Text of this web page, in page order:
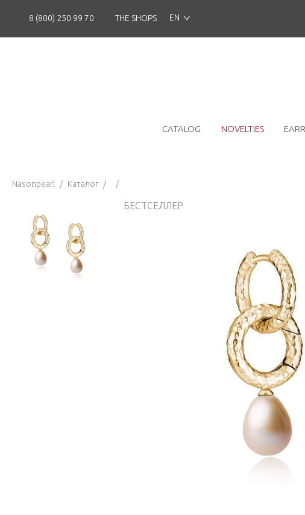
8 (800) 250 99 70 THE SHOPS EN
CATALOG NOVELTIES
Nasonpearl / Каталог / /
БЕСТСЕЛЛЕР